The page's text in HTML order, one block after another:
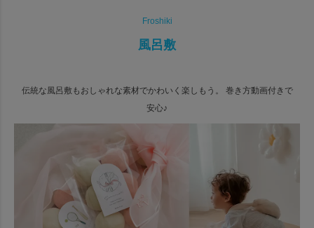
Froshiki
風呂敷
伝統な風呂敷もおしゃれな素材でかわいく楽しもう。
巻き方動画付きで
安心♪